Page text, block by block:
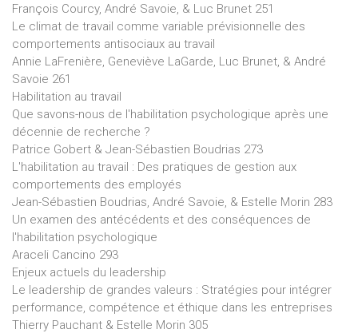
François Courcy, André Savoie, & Luc Brunet 251
Le climat de travail comme variable prévisionnelle des
comportements antisociaux au travail
Annie LaFrenière, Geneviève LaGarde, Luc Brunet, & André
Savoie 261
Habilitation au travail
Que savons-nous de l'habilitation psychologique après une
décennie de recherche ?
Patrice Gobert & Jean-Sébastien Boudrias 273
L'habilitation au travail : Des pratiques de gestion aux
comportements des employés
Jean-Sébastien Boudrias, André Savoie, & Estelle Morin 283
Un examen des antécédents et des conséquences de
l'habilitation psychologique
Araceli Cancino 293
Enjeux actuels du leadership
Le leadership de grandes valeurs : Stratégies pour intégrer
performance, compétence et éthique dans les entreprises
Thierry Pauchant & Estelle Morin 305